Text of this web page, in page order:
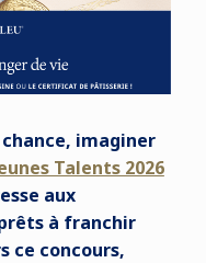
imaginer
Talents 2026
aux
à franchir
ce concours,